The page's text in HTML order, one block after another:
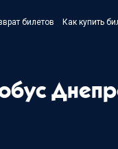
билетов Как купить